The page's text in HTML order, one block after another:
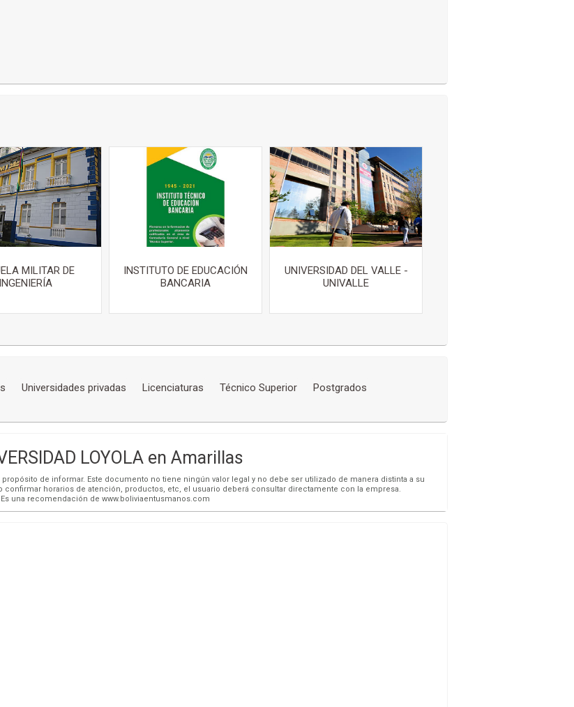
MILITAR DE
INGENIERÍA
INSTITUTO DE EDUCACIÓN
BANCARIA
UNIVERSIDAD DEL VALLE -
UNIVALLE
Universidades privadas Licenciaturas Técnico Superior Postgrados
LOYOLA en Amarillas
de informar. Este documento no tiene ningún valor legal y no debe ser utilizado de manera distinta a su
confirmar horarios de atención, productos, etc, el usuario deberá consultar directamente con la empresa.
Es una recomendación de www.boliviaentusmanos.com